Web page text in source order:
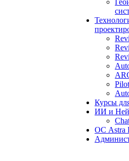
Курсы
ИИ и
ОС Astra